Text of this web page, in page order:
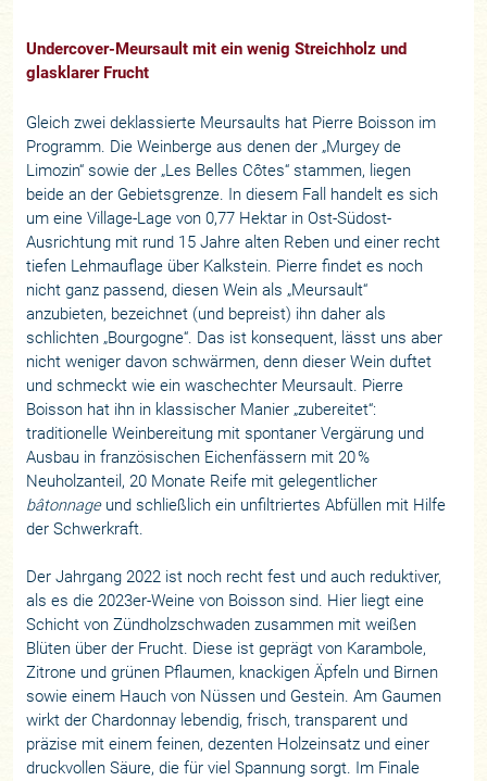
Undercover-Meursault mit ein wenig Streichholz und
glasklarer Frucht
Gleich zwei deklassierte Meursaults hat Pierre Boisson im
Programm. Die Weinberge aus denen der „Murgey de
Limozin“ sowie der „Les Belles Côtes“ stammen, liegen
beide an der Gebietsgrenze. In diesem Fall handelt es sich
um eine Village-Lage von 0,77 Hektar in Ost-Südost-
Ausrichtung mit rund 15 Jahre alten Reben und einer recht
tiefen Lehmauflage über Kalkstein. Pierre findet es noch
nicht ganz passend, diesen Wein als „Meursault“
anzubieten, bezeichnet (und bepreist) ihn daher als
schlichten „Bourgogne“. Das ist konsequent, lässt uns aber
nicht weniger davon schwärmen, denn dieser Wein duftet
und schmeckt wie ein waschechter Meursault. Pierre
Boisson hat ihn in klassischer Manier „zubereitet“:
traditionelle Weinbereitung mit spontaner Vergärung und
Ausbau in französischen Eichenfässern mit 20 %
Neuholzanteil, 20 Monate Reife mit gelegentlicher
bâtonnageund schließlich ein unfiltriertes Abfüllen mit Hilfe
der Schwerkraft.
Der Jahrgang 2022 ist noch recht fest und auch reduktiver,
als es die 2023er-Weine von Boisson sind. Hier liegt eine
Schicht von Zündholzschwaden zusammen mit weißen
Blüten über der Frucht. Diese ist geprägt von Karambole,
Zitrone und grünen Pflaumen, knackigen Äpfeln und Birnen
sowie einem Hauch von Nüssen und Gestein. Am Gaumen
wirkt der Chardonnay lebendig, frisch, transparent und
präzise mit einem feinen, dezenten Holzeinsatz und einer
druckvollen Säure, die für viel Spannung sorgt. Im Finale